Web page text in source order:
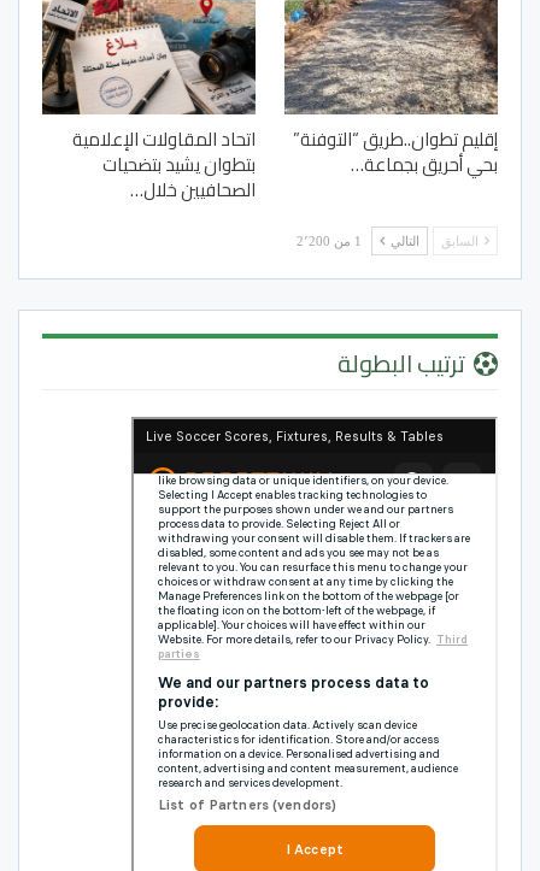
إقليم تطوان..طريق “التوفنة”
بحي أحريق بجماعة…
اتحاد المقاولات الإعلامية
بتطوان يشيد بتضحيات
الصحافيين خلال…
السابق التالي 1 من 2٬200
ترتيب البطولة